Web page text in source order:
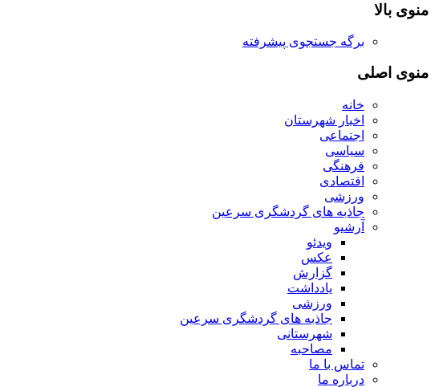
منوی بالا
برگه جستجوی پیشرفته
منوی اصلی
خانه
اخبار شهرستان
اجتماعی
سیاسی
فرهنگی
اقتصادی
ورزشی
جاذبه های گردشگری سرعین
آرشیو
ویدئو
عکس
گزارش
یادداشت
ورزشی
جاذبه های گردشگری سرعین
شهرستانی
مصاحبه
تماس با ما
درباره ما